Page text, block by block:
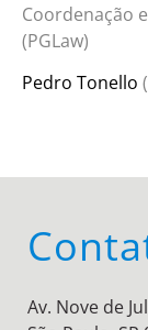
Coordenação
(PGLaw)
Pedro Tonello
Av. Nove de